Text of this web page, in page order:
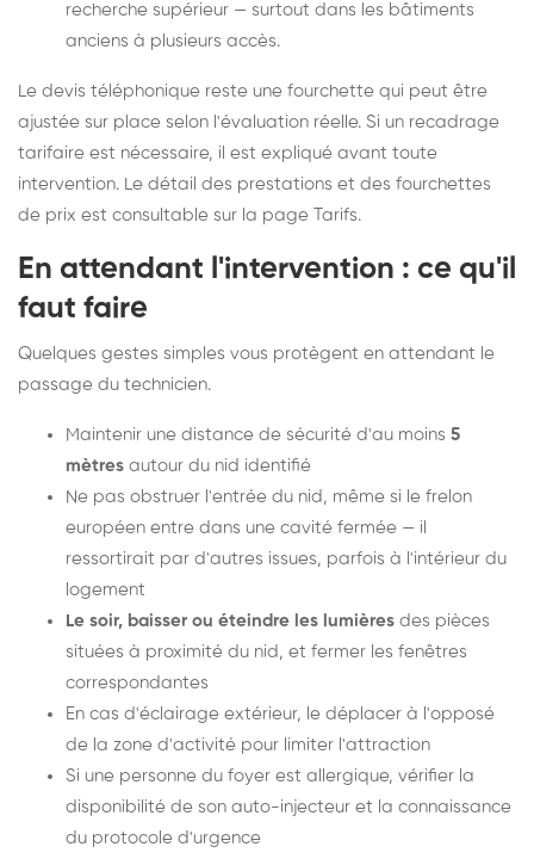
recherche supérieur — surtout dans les bâtiments
anciens à plusieurs accès.
Le devis téléphonique reste une fourchette qui peut être
ajustée sur place selon l'évaluation réelle. Si un recadrage
tarifaire est nécessaire, il est expliqué avant toute
intervention. Le détail des prestations et des fourchettes
de prix est consultable sur la page Tarifs.
En attendant l'intervention : ce qu'il
faut faire
Quelques gestes simples vous protègent en attendant le
passage du technicien.
Maintenir une distance de sécurité d'au moins 5
mètres autour du nid identifié
Ne pas obstruer l'entrée du nid, même si le frelon
européen entre dans une cavité fermée — il
ressortirait par d'autres issues, parfois à l'intérieur du
logement
Le soir, baisser ou éteindre les lumières des pièces
situées à proximité du nid, et fermer les fenêtres
correspondantes
En cas d'éclairage extérieur, le déplacer à l'opposé
de la zone d'activité pour limiter l'attraction
Si une personne du foyer est allergique, vérifier la
disponibilité de son auto-injecteur et la connaissance
du protocole d'urgence